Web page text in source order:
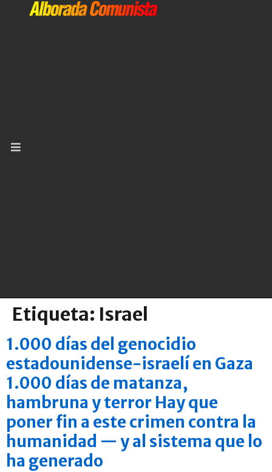
Etiqueta: Israel
1.000 días del genocidio
estadounidense-israelí en Gaza
1.000 días de matanza,
hambruna y terror Hay que
poner fin a este crimen contra la
humanidad — y al sistema que lo
ha generado